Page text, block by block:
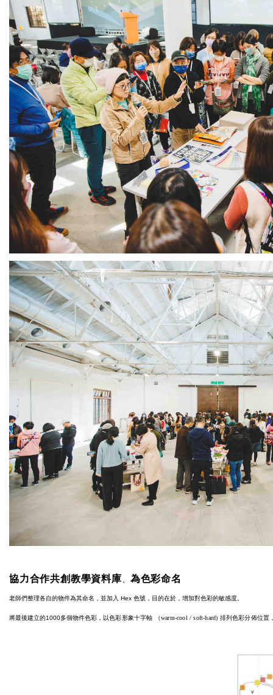
協力合作共創教學資料庫 為色彩命名
老師們整理各自的物件為其命名，並加入 Hex 色號，目的在於，增加對色彩的敏感度。
將最後建立的1000多個物件色彩， 以色彩形象十字軸 （warm-cool / soft-hard) 排列色彩分佈位置